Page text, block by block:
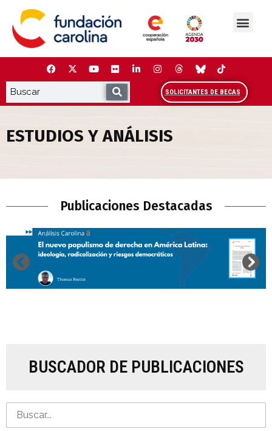
contenido
SOLICITANTES DE BECAS
ESTUDIOS Y ANÁLISIS
Publicaciones Destacadas
BUSCADOR DE PUBLICACIONES